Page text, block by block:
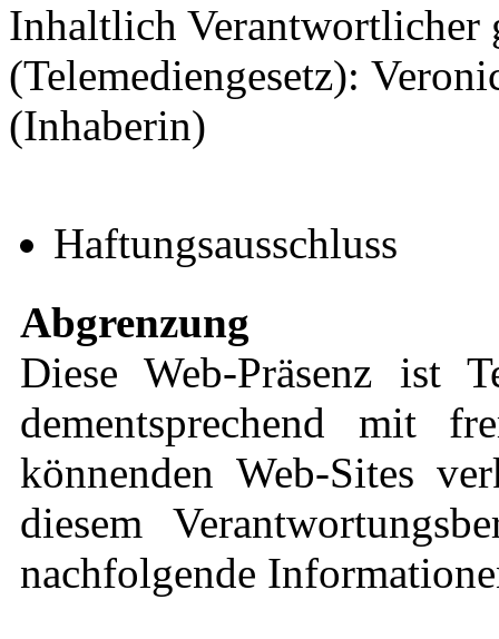
Inhaltlich Verantwortlicher
(Telemediengesetz):
(Inhaberin)
Haftungsausschluss
Abgrenzung
Diese Web-Präsenz ist
dementsprechend mit
könnenden Web-Sites
diesem
nachfolgende